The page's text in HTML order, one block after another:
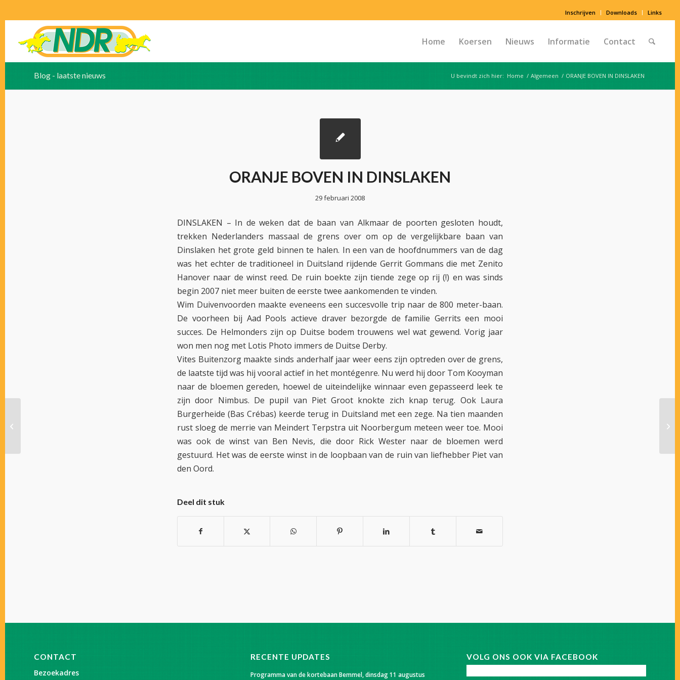
Inschrijven Downloads Links
Home Koersen Nieuws Informatie Contact
Blog - laatste nieuws U bevindt zich hier: Home / Algemeen / ORANJE BOVEN IN DINSLAKEN
ORANJE BOVEN IN DINSLAKEN
29 februari 2008
DINSLAKEN – In de weken dat de baan van Alkmaar de poorten gesloten houdt,
trekken Nederlanders massaal de grens over om op de vergelijkbare baan van
Dinslaken het grote geld binnen te halen. In een van de hoofdnummers van de dag
was het echter de traditioneel in Duitsland rijdende Gerrit Gommans die met Zenito
Hanover naar de winst reed. De ruin boekte zijn tiende zege op rij (!) en was sinds
begin 2007 niet meer buiten de eerste twee aankomenden te vinden.
Wim Duivenvoorden maakte eveneens een succesvolle trip naar de 800 meter-baan.
De voorheen bij Aad Pools actieve draver bezorgde de familie Gerrits een mooi
succes. De Helmonders zijn op Duitse bodem trouwens wel wat gewend. Vorig jaar
won men nog met Lotis Photo immers de Duitse Derby.
Vites Buitenzorg maakte sinds anderhalf jaar weer eens zijn optreden over de grens,
de laatste tijd was hij vooral actief in het montégenre. Nu werd hij door Tom Kooyman
naar de bloemen gereden, hoewel de uiteindelijke winnaar even gepasseerd leek te
zijn door Nimbus. De pupil van Piet Groot knokte zich knap terug. Ook Laura
Burgerheide (Bas Crébas) keerde terug in Duitsland met een zege. Na tien maanden
rust sloeg de merrie van Meindert Terpstra uit Noorbergum meteen weer toe. Mooi
was ook de winst van Ben Nevis, die door Rick Wester naar de bloemen werd
gestuurd. Het was de eerste winst in de loopbaan van de ruin van liefhebber Piet van
den Oord.
Deel dit stuk
CONTACT
Bezoekadres
RECENTE UPDATES
Programma van de kortebaan Bemmel, dinsdag 11 augustus
VOLG ONS OOK VIA FACEBOOK